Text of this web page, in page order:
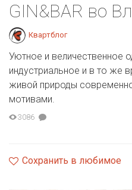
GIN&BAR во
Квартблог
Уютное и величественное
индустриальное и в то же
живой природы
мотивами.
3086
Сохранить в любимое